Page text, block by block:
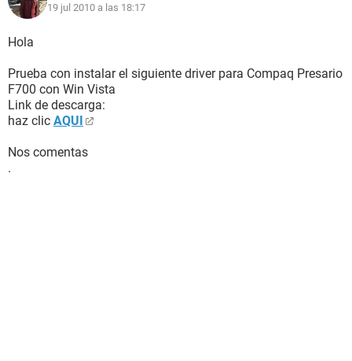
19 jul 2010 a las 18:17
Hola
Prueba con instalar el siguiente driver para Compaq Presario
F700 con Win Vista
Link de descarga:
haz clic AQUI
Nos comentas
.